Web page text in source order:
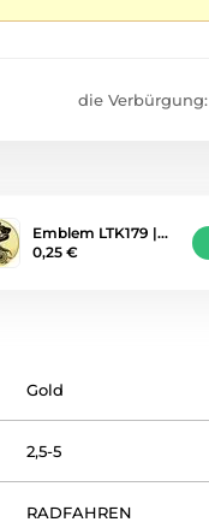
die Verbürgung:
Emblem LTK179 |…
0,25 €
Gold
2,5-5
RADFAHREN